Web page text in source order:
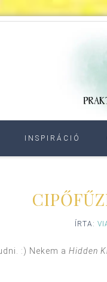
INSPIRÁCIÓ
ÍRTA:
:) Nekem a Hidden